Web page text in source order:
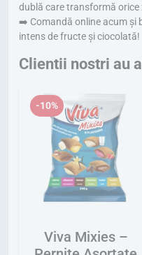
8
0
l
i
.
l
dublă care transformă orice
➡️ Comandă online acum și
intens de fructe și ciocolată!
Clientii nostri au
-10%
Viva Mixies –